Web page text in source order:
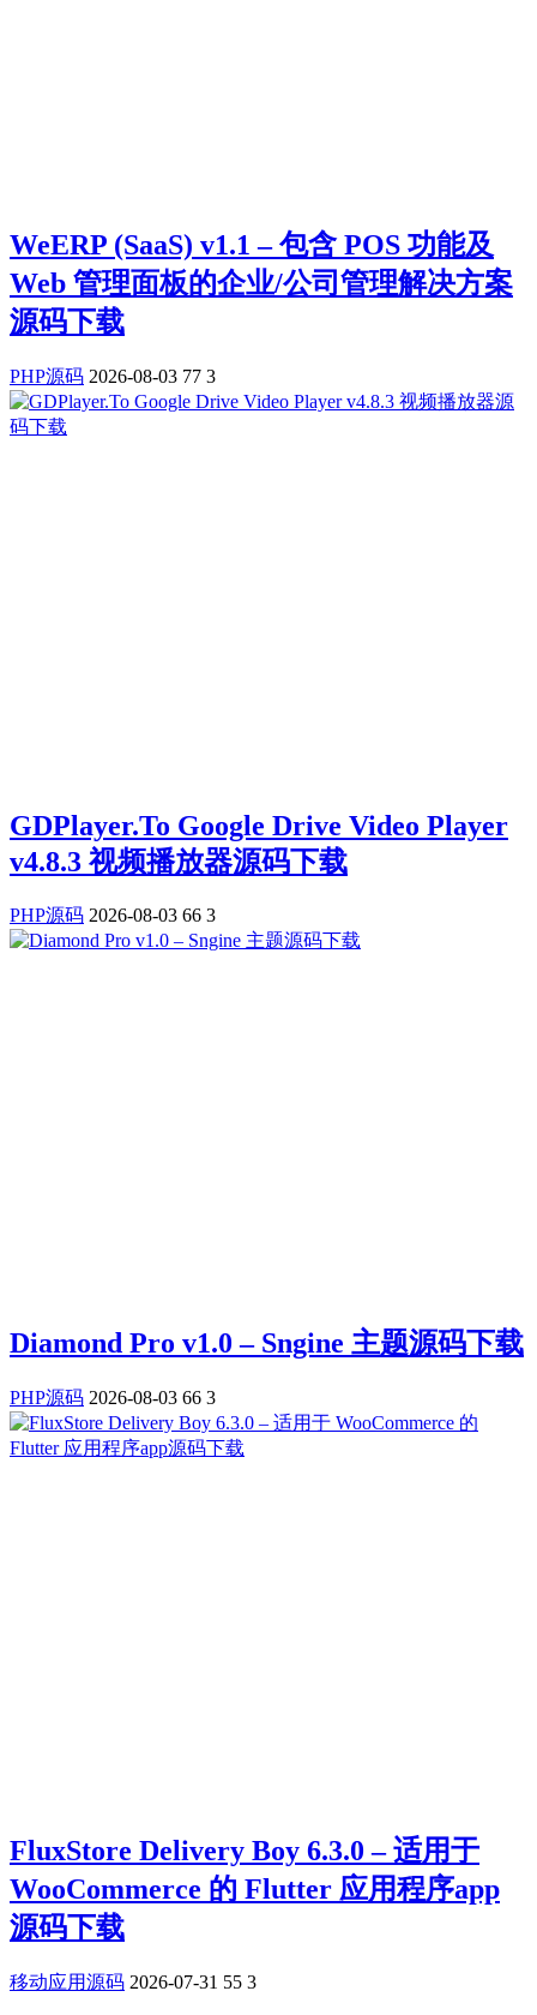
WeERP (SaaS) v1.1 – 包含 POS 功能及
Web 管理面板的企业/公司管理解决方案
源码下载
PHP源码 2026-08-03 77 3
GDPlayer.To Google Drive Video Player
v4.8.3 视频播放器源码下载
PHP源码 2026-08-03 66 3
Diamond Pro v1.0 – Sngine 主题源码下载
PHP源码 2026-08-03 66 3
FluxStore Delivery Boy 6.3.0 – 适用于
WooCommerce 的 Flutter 应用程序app
源码下载
移动应用源码 2026-07-31 55 3